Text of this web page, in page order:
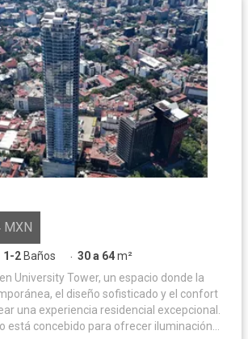
MXN
1-2 Baños · 30 a 64m²
University Tower, un espacio donde la
el diseño sofisticado y el confort
una experiencia residencial excepcional.
está concebido para ofrecer iluminación